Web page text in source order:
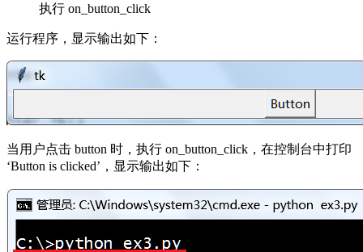
执行 on_button_click
运行程序，显示输出如下：
当用户点击 button 时，执行 on_button_click，在控制台中打印
‘Button is clicked’，显示输出如下：